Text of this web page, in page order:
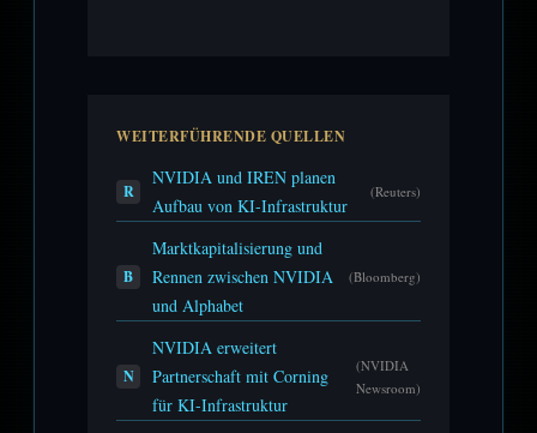
WEITERFÜHRENDE QUELLEN
R
NVIDIA und IREN planen
Aufbau von KI-Infrastruktur
(Reuters)
B
Marktkapitalisierung und
Rennen zwischen NVIDIA
und Alphabet
(Bloomberg)
N
NVIDIA erweitert
Partnerschaft mit Corning
für KI-Infrastruktur
(NVIDIA
Newsroom)